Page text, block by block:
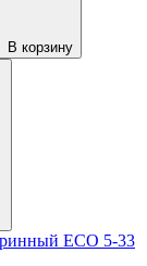
В корзину